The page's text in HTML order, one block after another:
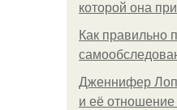
которой она
Как правильно
Дженнифер
и её отношение